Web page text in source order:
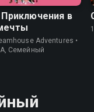
Приключения в
Adventures •
Семейный